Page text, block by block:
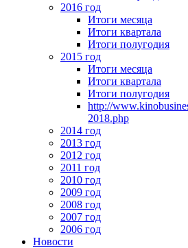
2016 год
Итоги месяца
Итоги квартала
Итоги полугодия
2015 год
Итоги месяца
Итоги квартала
Итоги полугодия
http://
2018.php
2014 год
2013 год
2012 год
2011 год
2010 год
2009 год
2008 год
2007 год
2006 год
Новости